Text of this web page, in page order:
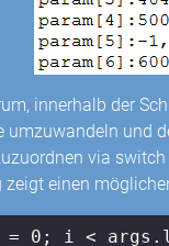
innerhalb der
umzuwandeln und
via
zeigt einen
0 ; i <